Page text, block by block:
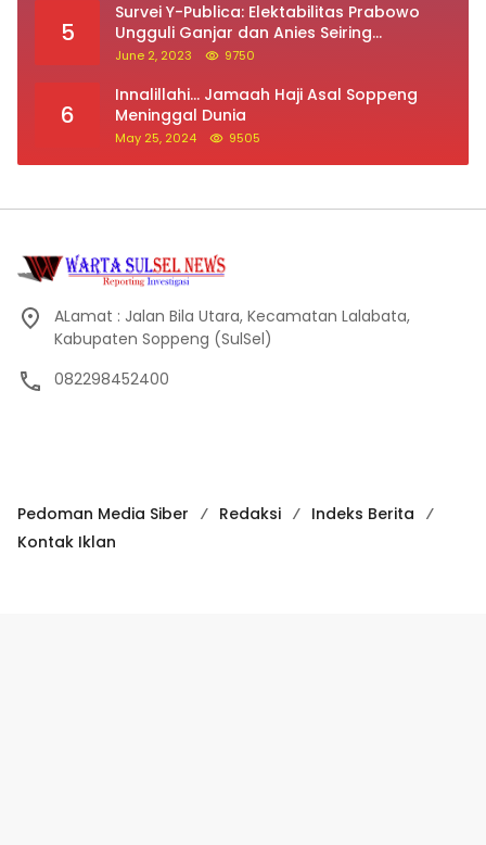
5
Survei Y-Publica: Elektabilitas Prabowo
Ungguli Ganjar dan Anies Seiring
Kepuasan Terhadap Jokowi Naik
June 2, 2023 9750
6
Innalillahi… Jamaah Haji Asal Soppeng
Meninggal Dunia
May 25, 2024 9505
ALamat : Jalan Bila Utara, Kecamatan Lalabata,
Kabupaten Soppeng (SulSel)
082298452400
Pedoman Media Siber Redaksi
Indeks Berita
Kontak Iklan